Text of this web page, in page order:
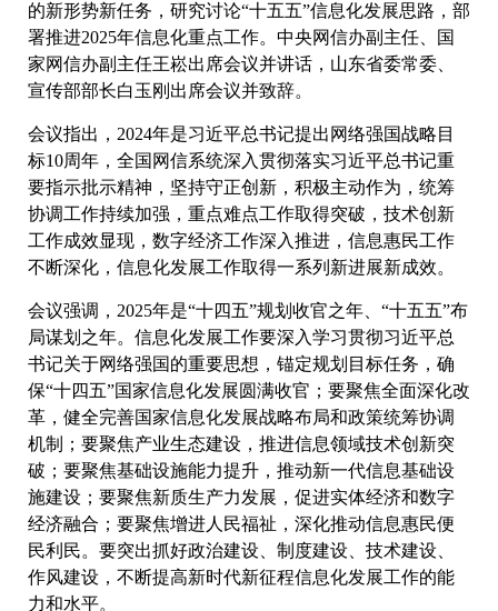
的新形势新任务，研究讨论“十五五”信息化发展思路，部
署推进2025年信息化重点工作。中央网信办副主任、国
家网信办副主任王崧出席会议并讲话，山东省委常委、
宣传部部长白玉刚出席会议并致辞。
会议指出，2024年是习近平总书记提出网络强国战略目
标10周年，全国网信系统深入贯彻落实习近平总书记重
要指示批示精神，坚持守正创新，积极主动作为，统筹
协调工作持续加强，重点难点工作取得突破，技术创新
工作成效显现，数字经济工作深入推进，信息惠民工作
不断深化，信息化发展工作取得一系列新进展新成效。
会议强调，2025年是“十四五”规划收官之年、“十五五”布
局谋划之年。信息化发展工作要深入学习贯彻习近平总
书记关于网络强国的重要思想，锚定规划目标任务，确
保“十四五”国家信息化发展圆满收官；要聚焦全面深化改
革，健全完善国家信息化发展战略布局和政策统筹协调
机制；要聚焦产业生态建设，推进信息领域技术创新突
破；要聚焦基础设施能力提升，推动新一代信息基础设
施建设；要聚焦新质生产力发展，促进实体经济和数字
经济融合；要聚焦增进人民福祉，深化推动信息惠民便
民利民。要突出抓好政治建设、制度建设、技术建设、
作风建设，不断提高新时代新征程信息化发展工作的能
力和水平。